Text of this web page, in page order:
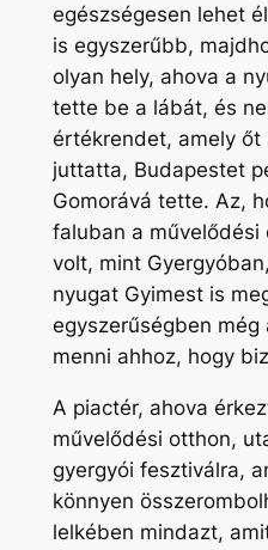
egészségesen lehet
is egyszerűbb,
olyan hely, ahova a
tette be a lábát, és
értékrendet, amely őt
juttatta, Budapestet
Gomorává tette. Az,
faluban a művelődési
volt, mint
nyugat Gyimest is
egyszerűségben
menni ahhoz, hogy
A piactér, ahova
művelődési otthon,
gyergyói fesztiválra,
könnyen
lelkében mindazt,